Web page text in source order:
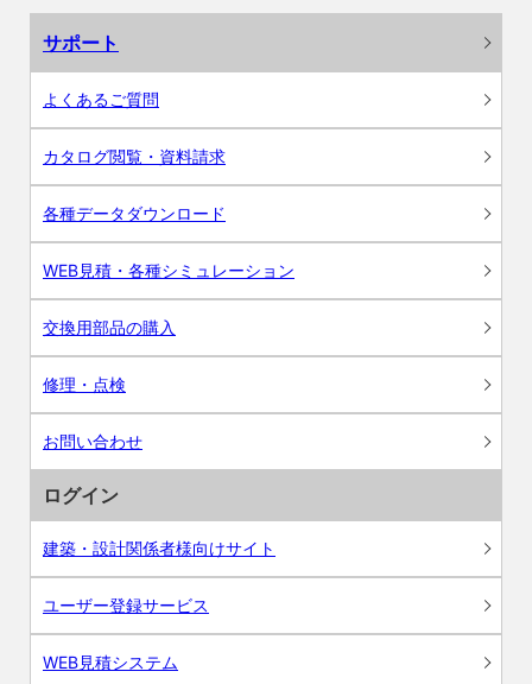
サポート
よくあるご質問
カタログ閲覧・資料請求
各種データダウンロード
WEB見積・各種シミュレーション
交換用部品の購入
修理・点検
お問い合わせ
ログイン
建築・設計関係者様向けサイト
ユーザー登録サービス
WEB見積システム